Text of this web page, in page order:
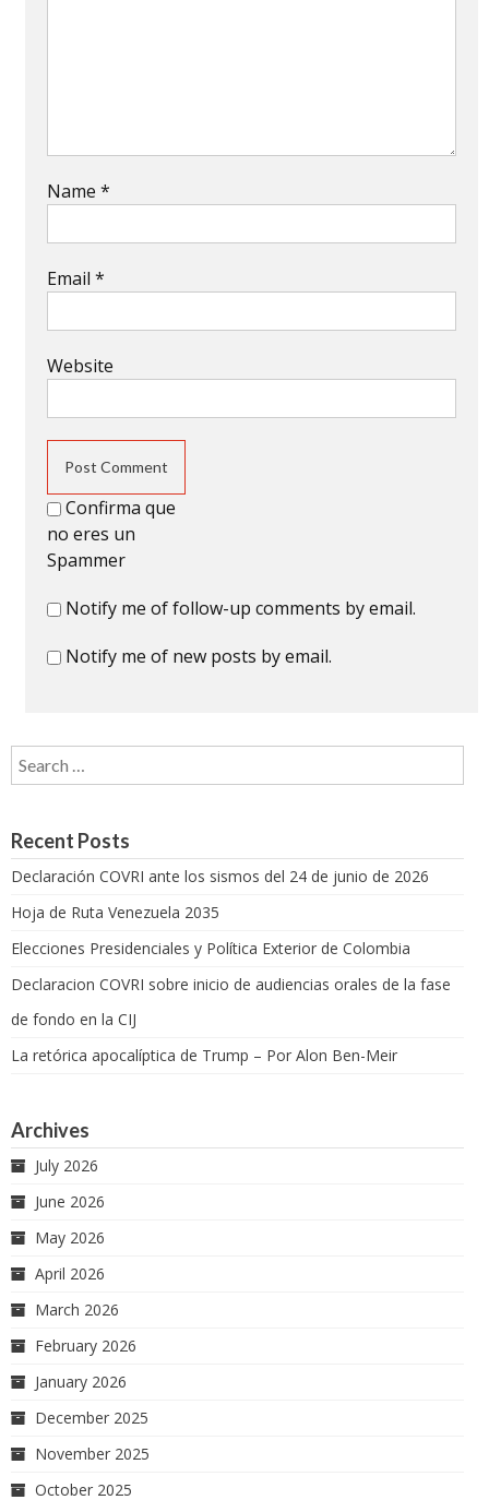
Name *
Email *
Website
Confirma que
no eres un
Spammer
Notify me of follow-up comments by email.
Notify me of new posts by email.
Search for:
Recent Posts
Declaración COVRI ante los sismos del 24 de junio de 2026
Hoja de Ruta Venezuela 2035
Elecciones Presidenciales y Política Exterior de Colombia
Declaracion COVRI sobre inicio de audiencias orales de la fase
de fondo en la CIJ
La retórica apocalíptica de Trump – Por Alon Ben-Meir
Archives
July 2026
June 2026
May 2026
April 2026
March 2026
February 2026
January 2026
December 2025
November 2025
October 2025